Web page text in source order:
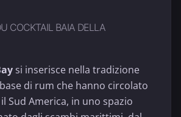
COCKTAIL BAIA DELLA
si inserisce nella tradizione
di rum che hanno circolato
Sud America, in uno spazio